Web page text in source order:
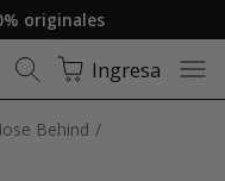
originales
Ingresa
Behind